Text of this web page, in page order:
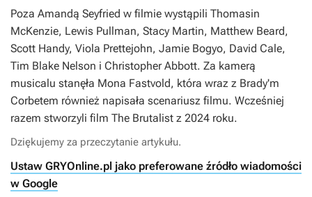
Poza Amandą Seyfried w filmie wystąpili Thomasin
McKenzie, Lewis Pullman, Stacy Martin, Matthew Beard,
Scott Handy, Viola Prettejohn, Jamie Bogyo, David Cale,
Tim Blake Nelson i Christopher Abbott. Za kamerą
musicalu stanęła Mona Fastvold, która wraz z Brady'm
Corbetem również napisała scenariusz filmu. Wcześniej
razem stworzyli film The Brutalist z 2024 roku.
Dziękujemy za przeczytanie artykułu.
Ustaw GRYOnline.pl jako preferowane źródło wiadomości
w Google